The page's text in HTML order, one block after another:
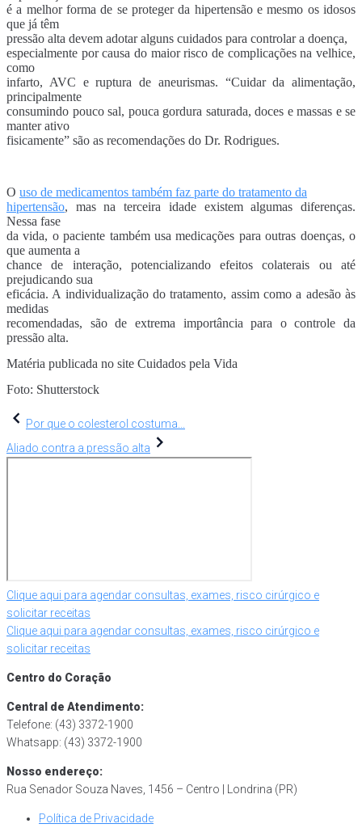
é a melhor forma de se proteger da hipertensão e mesmo os idosos
que já têm
pressão alta devem adotar alguns cuidados para controlar a doença,
especialmente por causa do maior risco de complicações na velhice,
como
infarto, AVC e ruptura de aneurismas. “Cuidar da alimentação,
principalmente
consumindo pouco sal, pouca gordura saturada, doces e massas e se
manter ativo
fisicamente” são as recomendações do Dr. Rodrigues.
O uso de medicamentos também faz parte do tratamento da
hipertensão, mas na terceira idade existem algumas diferenças.
Nessa fase
da vida, o paciente também usa medicações para outras doenças, o
que aumenta a
chance de interação, potencializando efeitos colaterais ou até
prejudicando sua
eficácia. A individualização do tratamento, assim como a adesão às
medidas
recomendadas, são de extrema importância para o controle da
pressão alta.
Matéria publicada no site Cuidados pela Vida
Foto: Shutterstock
Navegação
de
Por que o colesterol costuma...
Aliado contra a pressão alta
Clique aqui para agendar consultas, exames, risco cirúrgico e
solicitar receitas
Clique aqui para agendar consultas, exames, risco cirúrgico e
solicitar receitas
Centro do Coração
Central de Atendimento:
Telefone: (43) 3372-1900
Whatsapp: (43) 3372-1900
Nosso endereço:
Rua Senador Souza Naves, 1456 – Centro | Londrina (PR)
Política de Privacidade